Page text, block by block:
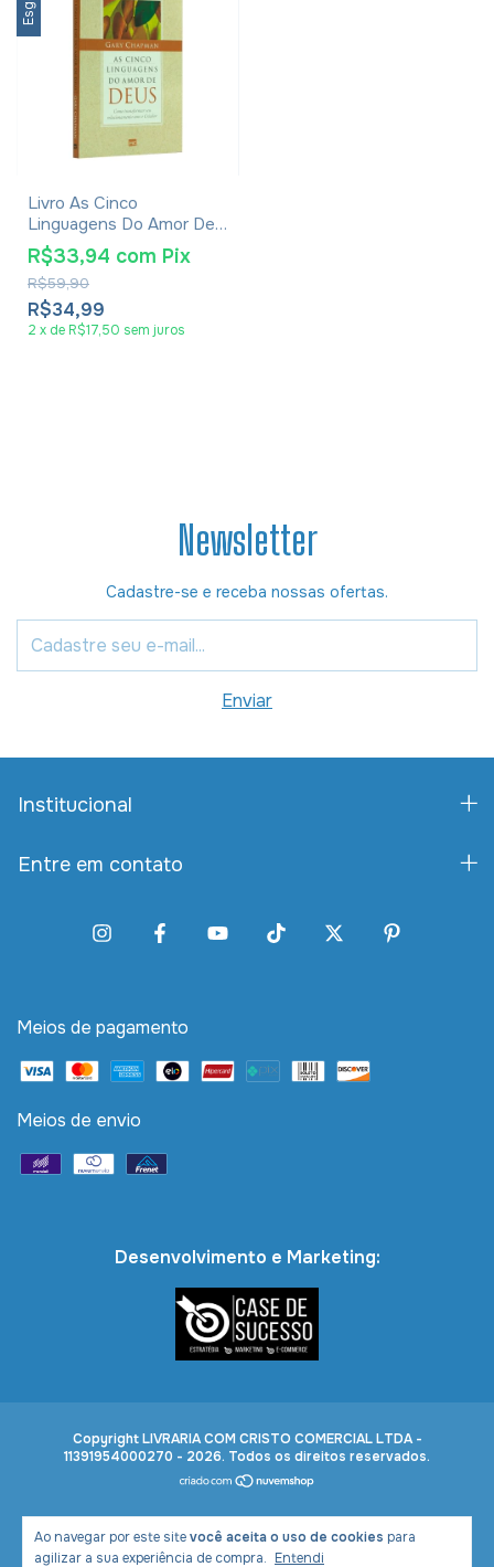
Ao navegar por este sitevocê aceita o uso de cookies para
agilizar a sua experiência de compra. Entendi
Livro As Cinco
Linguagens Do Amor De
Deus - Gary Chapman
R$34,99
R$59,90
R$33,94 com Pix
2 x de R$17,50 sem juros
Newsletter
Cadastre-se e receba nossas ofertas.
Institucional
Entre em contato
Meios de pagamento
Meios de envio
Desenvolvimento e Marketing:
Copyright LIVRARIA COM CRISTO COMERCIAL LTDA -
11391954000270 - 2026. Todos os direitos reservados.